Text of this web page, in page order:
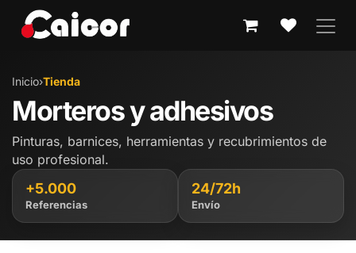
Inicio›Tienda
Morteros y adhesivos
Pinturas, barnices, herramientas y recubrimientos de
uso profesional.
+5.000
Referencias
24/72h
Envío